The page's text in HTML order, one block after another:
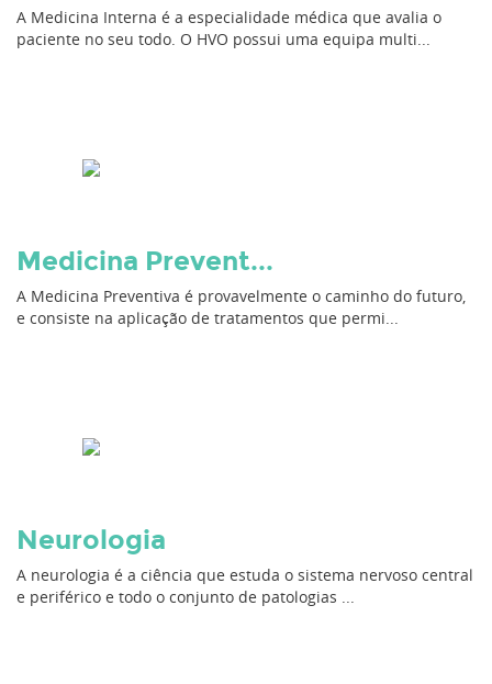
A Medicina Interna é a especialidade médica que avalia o
paciente no seu todo. O HVO possui uma equipa multi...
Medicina Prevent...
A Medicina Preventiva é provavelmente o caminho do futuro,
e consiste na aplicação de tratamentos que permi...
Neurologia
A neurologia é a ciência que estuda o sistema nervoso central
e periférico e todo o conjunto de patologias ...